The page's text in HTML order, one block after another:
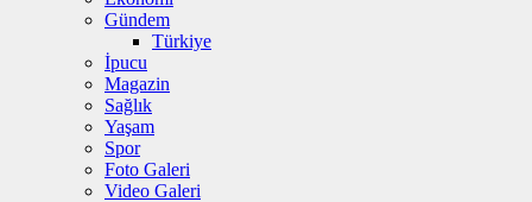
Gündem
Türkiye
İpucu
Magazin
Sağlık
Yaşam
Spor
Foto Galeri
Video Galeri